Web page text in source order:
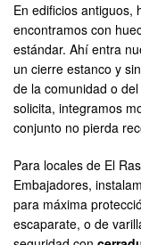
En edificios antiguos,
encontramos con
estándar. Ahí entra
un cierre estanco y
de la comunidad o
solicita, integramos
conjunto no pierda
Para locales de El
Embajadores,
para máxima
escaparate, o de